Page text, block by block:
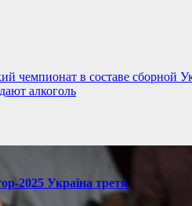
чемпионат в составе сборной
алкоголь
2025 Україна третя